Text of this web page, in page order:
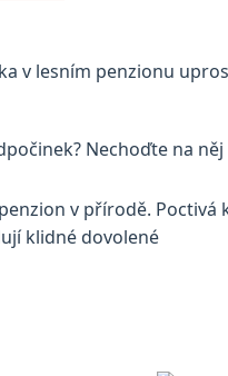
Nechoďte na něj
v přírodě. Poctivá
klidné dovolené